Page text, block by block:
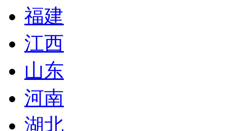
福建
江西
山东
河南
湖北